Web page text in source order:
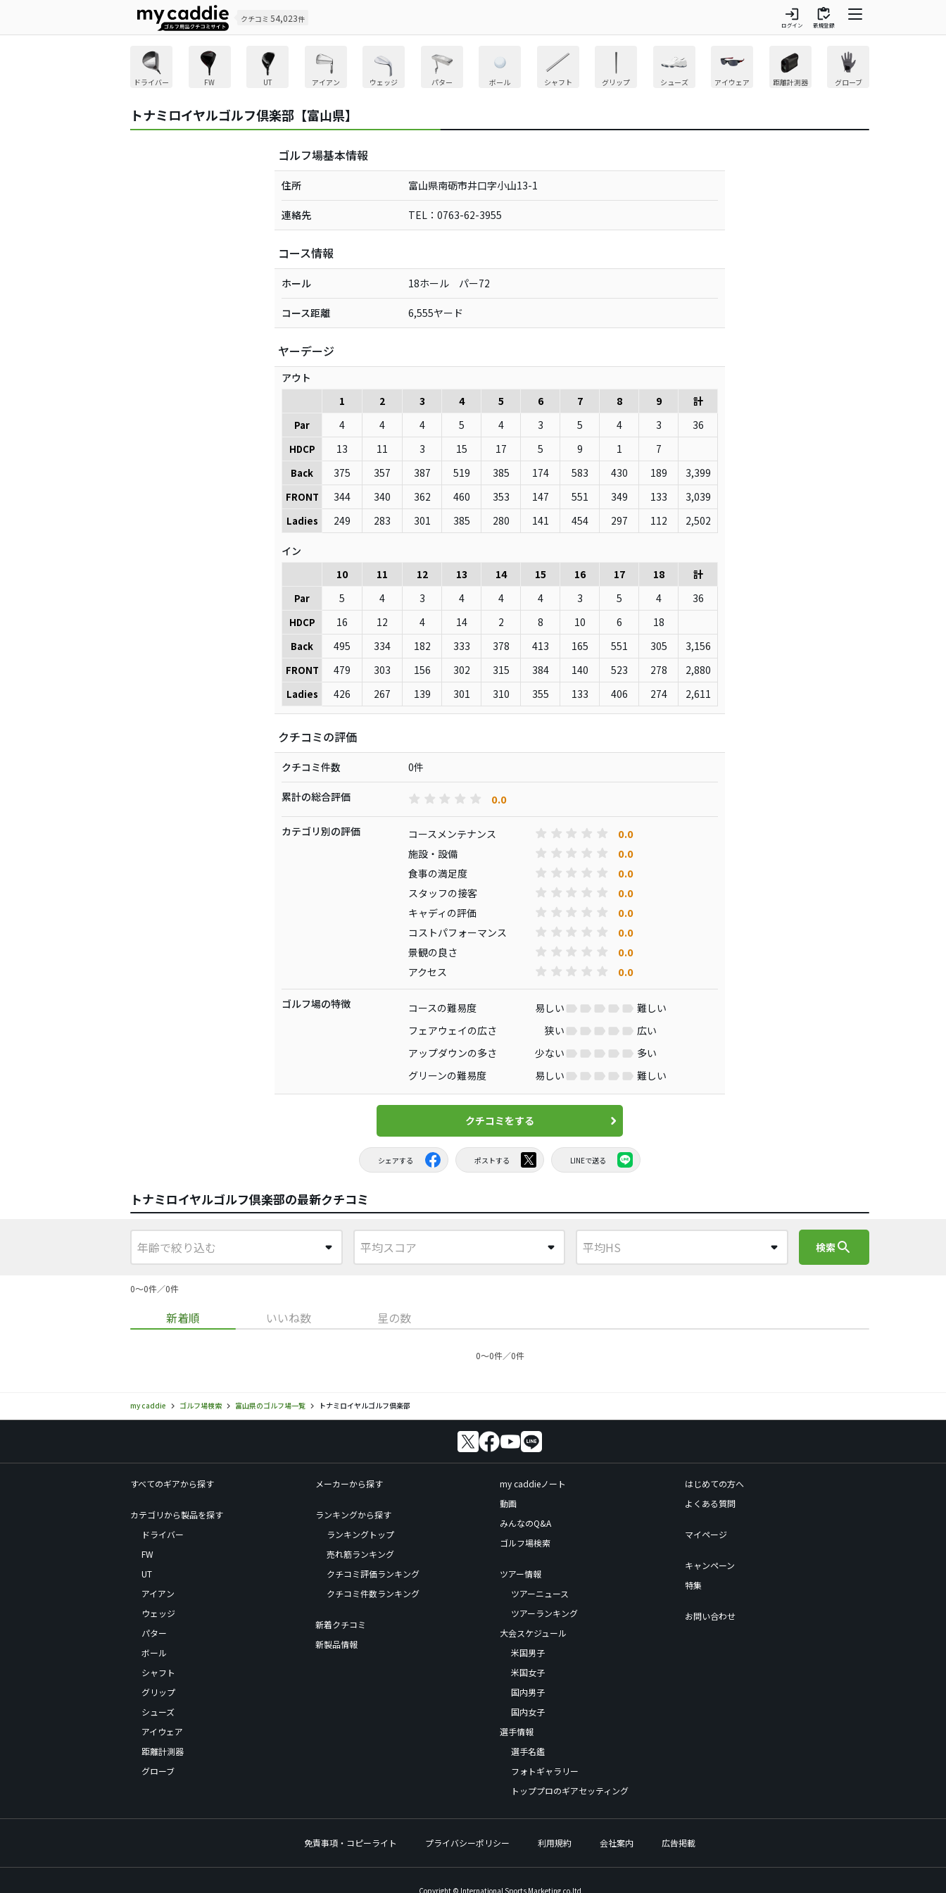
クチコミ 54,023件 login
ログイン
inventory
新規登録
ドライバー FW UT アイアン ウェッジ パター ボール シャフト グリップ シューズ アイウェア 距離計測器 グローブ
トナミロイヤルゴルフ倶楽部【富山県】
ゴルフ場基本情報
住所 富山県南砺市井口字小山13-1
連絡先 TEL：0763-62-3955
コース情報
ホール 18ホール パー72
コース距離 6,555ヤード
ヤーデージ
アウト
1
2 3 4 5 6 7 8 9 計
Par 4 4 4 5 4 3 5 4 3 36
HDCP 13 11 3 15 17 5 9 1 7
Back 375 357 387 519 385 174 583 430 189 3,399
FRONT 344 340 362 460 353 147 551 349 133 3,039
Ladies 249 283 301 385 280 141 454 297 112 2,502
イン
10
11 12 13 14 15 16 17 18 計
Par 5 4 3 4 4 4 3 5 4 36
HDCP 16 12 4 14 2 8 10 6 18
Back 495 334 182 333 378 413 165 551 305 3,156
FRONT 479 303 156 302 315 384 140 523 278 2,880
Ladies 426 267 139 301 310 355 133 406 274 2,611
クチコミの評価
クチコミ件数 0件
累計の総合評価 0.0
カテゴリ別の評価 コースメンテナンス 0.0
施設・設備 0.0
食事の満足度 0.0
スタッフの接客 0.0
キャディの評価 0.0
コストパフォーマンス 0.0
景観の良さ 0.0
アクセス 0.0
ゴルフ場の特徴 コースの難易度 易しい
難しい
フェアウェイの広さ
狭い
広い
アップダウンの多さ
少ない
多い
グリーンの難易度
易しい 難しい
クチコミをする
シェアする ポストする LINEで送る
トナミロイヤルゴルフ倶楽部の最新クチコミ
検索search
0〜0件／0件
新着順 いいね数 星の数
0〜0件／0件
my caddie ゴルフ場検索 富山県のゴルフ場一覧 トナミロイヤルゴルフ倶楽部
すべてのギアから探す
カテゴリから製品を探す
ドライバー
FW
UT
アイアン
ウェッジ
パター
ボール
シャフト
グリップ
シューズ
アイウェア
距離計測器
グローブ
メーカーから探す
ランキングから探す
ランキングトップ
売れ筋ランキング
クチコミ評価ランキング
クチコミ件数ランキング
新着クチコミ
新製品情報
my caddieノート
動画
みんなのQ&A
ゴルフ場検索
ツアー情報
ツアーニュース
ツアーランキング
大会スケジュール
米国男子
米国女子
国内男子
国内女子
選手情報
選手名鑑
フォトギャラリー
トッププロのギアセッティング
はじめての方へ
よくある質問
マイページ
キャンペーン
特集
お問い合わせ
免責事項・コピーライト プライバシーポリシー 利用規約 会社案内 広告掲載
Copyright © International Sports Marketing,co.ltd